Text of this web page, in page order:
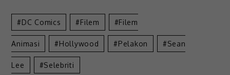
DC Comics Filem Filem
Animasi Hollywood Pelakon Sean
Lee Selebriti